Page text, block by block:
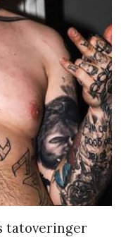
tatoveringer